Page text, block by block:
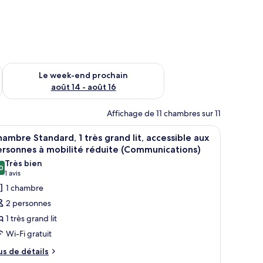
août 7 - août 9
Le week-end prochain
août 14 - août 16
Vérifier la disponibilité pour le week-end prochain août 14 -
Affichage de 11 chambres sur 11
bureau, une chaise et un téléviseur.
:
Une chambre d’hôtel avec un grand lit, un
5
Standard, 1 très grand lit, accessible aux
à mobilité réduite (Communications)
sur 10
Très bien
1 avis
(1 avis)
1 chambre
2 personnes
1 très grand lit
Wi-Fi gratuit
de détails